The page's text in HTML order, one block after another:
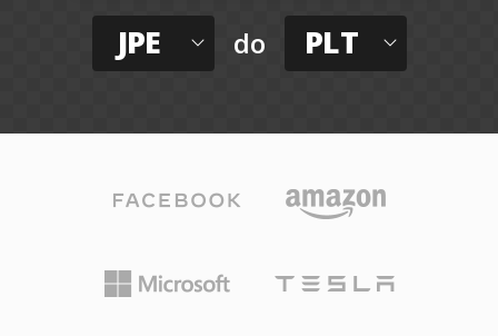
JPE do PLT